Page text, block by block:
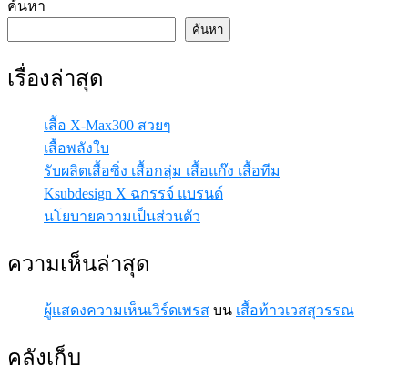
โพลีเอสเตอร์
คือ
ค้นหา
ค้นหา
เรื่องล่าสุด
เสื้อ X-Max300 สวยๆ
เสื้อพลังใบ
รับผลิตเสื้อซิ่ง เสื้อกลุ่ม เสื้อแก๊ง เสื้อทีม
Ksubdesign X ฉกรรจ์ แบรนด์
นโยบายความเป็นส่วนตัว
ความเห็นล่าสุด
ผู้แสดงความเห็นเวิร์ดเพรส บน เสื้อท้าวเวสสุวรรณ
คลังเก็บ